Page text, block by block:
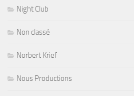
Night Club
Non classé
Norbert Krief
Nous Productions